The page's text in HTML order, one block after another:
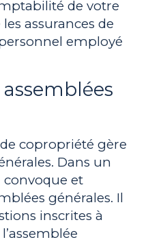
de votre
assurances de
employé
copropriété gère
Dans un
et
générales. Il
inscrites à